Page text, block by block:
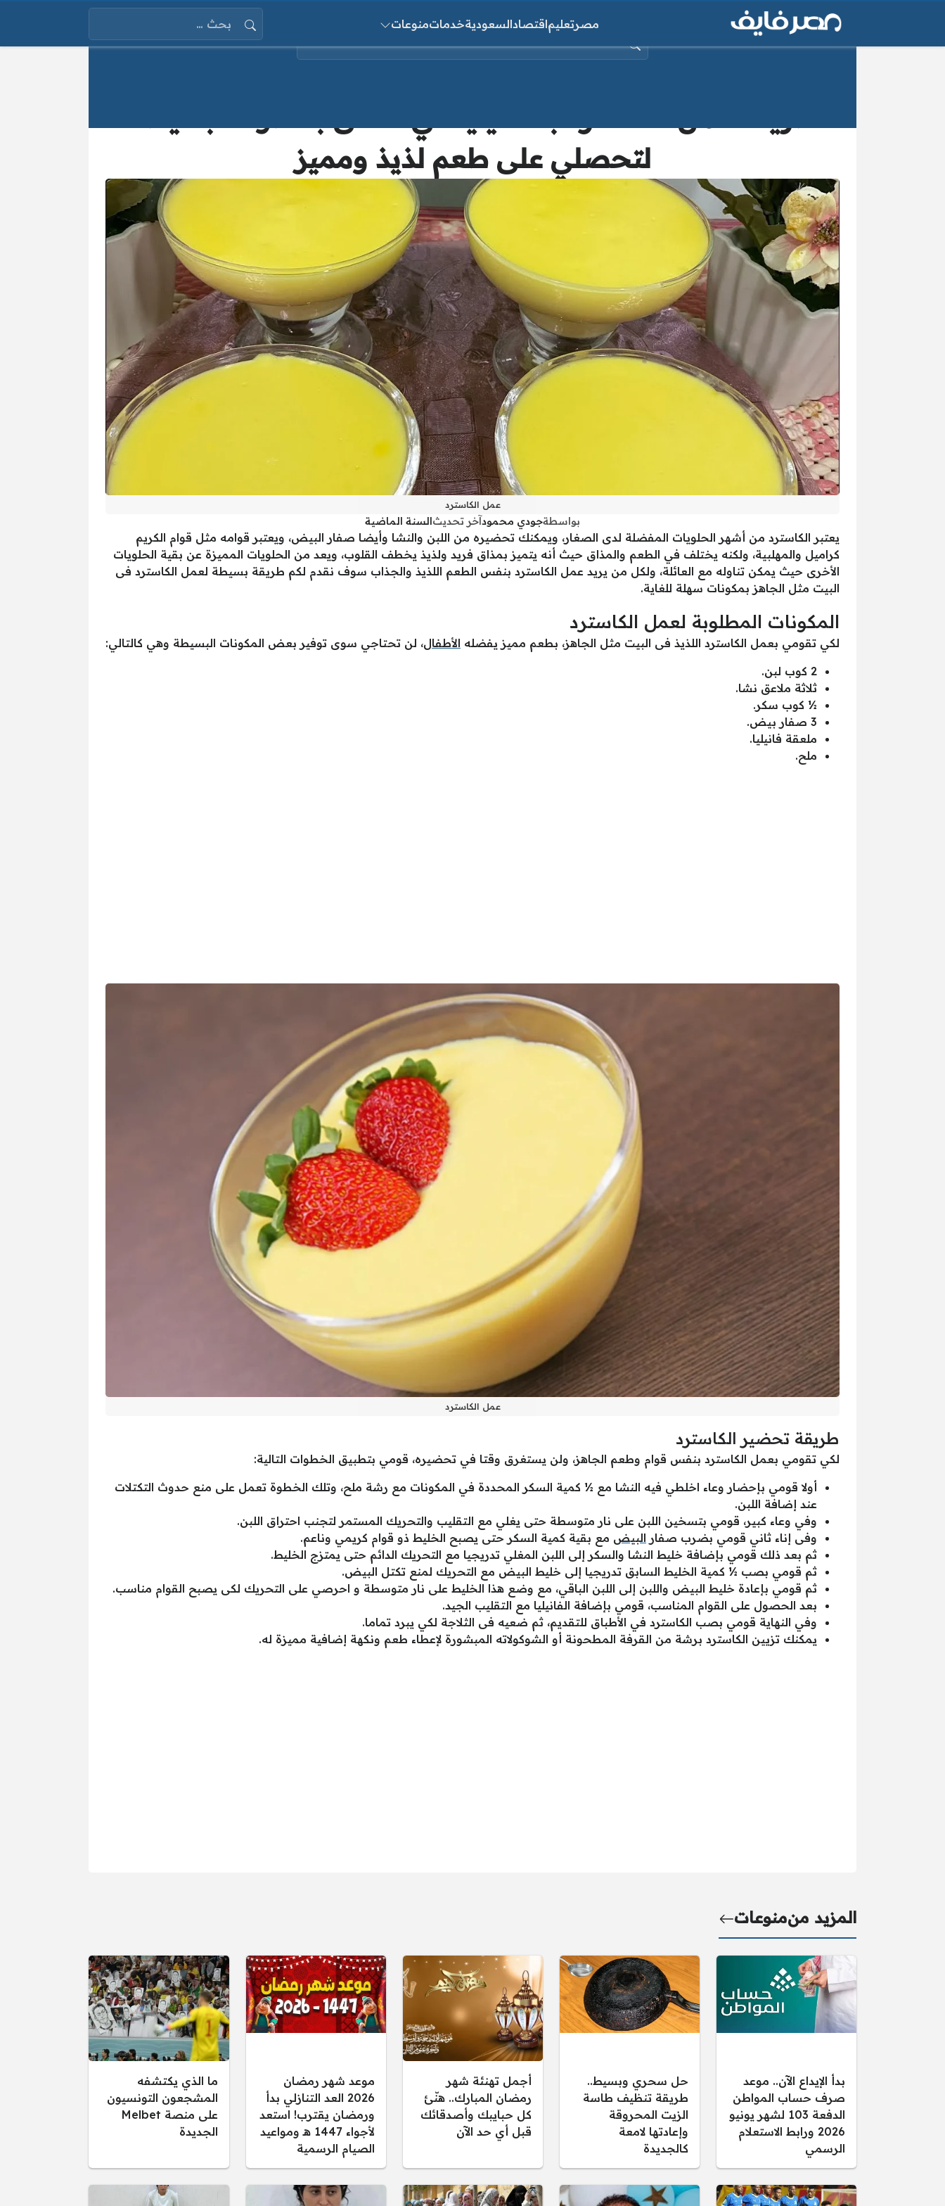
مصرتعليماقتصادالسعوديةخدماتمنوعات
البحث عن:
لتحصلي على طعم لذيذ ومميز
عمل الكاسترد
بواسطةجودي محمودآخر تحديثالسنة الماضية
يعتبر الكاسترد من أشهر الحلويات المفضلة لدى الصغار، ويمكنك تحضيره من اللبن والنشا وأيضا صفار البيض، ويعتبر قوامه مثل قوام الكريم
كراميل والمهلبية، ولكنه يختلف في الطعم والمذاق حيث أنه يتميز بمذاق فريد ولذيذ يخطف القلوب، ويعد من الحلويات المميزة عن بقية الحلويات
الأخرى حيث يمكن تناوله مع العائلة، ولكل من يريد عمل الكاسترد بنفس الطعم اللذيذ والجذاب سوف نقدم لكم طريقة بسيطة لعمل الكاسترد فى
البيت مثل الجاهز بمكونات سهلة للغاية.
المكونات المطلوبة لعمل الكاسترد
لكي تقومي بعمل الكاسترد اللذيذ فى البيت مثل الجاهز، بطعم مميز يفضله الأطفال، لن تحتاجي سوى توفير بعض المكونات البسيطة وهي كالتالي:
2 كوب لبن.
ثلاثة ملاعق نشا.
½ كوب سكر.
3 صفار بيض.
ملعقة فانيليا.
ملح.
عمل الكاسترد
طريقة تحضير الكاسترد
لكي تقومي بعمل الكاسترد بنفس قوام وطعم الجاهز، ولن يستغرق وقتا في تحضيره، قومي بتطبيق الخطوات التالية:
أولا قومي بإحضار وعاء اخلطي فيه النشا مع ½ كمية السكر المحددة في المكونات مع رشة ملح، وتلك الخطوة تعمل على منع حدوث التكتلات
عند إضافة اللبن.
وفي وعاء كبير، قومي بتسخين اللبن على نار متوسطة حتى يغلي مع التقليب والتحريك المستمر لتجنب احتراق اللبن.
وفى إناء ثاني قومي بضرب صفار البيض مع بقية كمية السكر حتى يصبح الخليط ذو قوام كريمي وناعم.
ثم بعد ذلك قومي بإضافة خليط النشا والسكر إلى اللبن المغلي تدريجيا مع التحريك الدائم حتى يمتزج الخليط.
ثم قومي بصب ½ كمية الخليط السابق تدريجيا إلى خليط البيض مع التحريك لمنع تكتل البيض.
ثم قومي بإعادة خليط البيض واللبن إلى اللبن الباقي، مع وضع هذا الخليط على نار متوسطة و احرصي على التحريك لكى يصبح القوام مناسب.
بعد الحصول على القوام المناسب، قومي بإضافة الفانيليا مع التقليب الجيد.
وفي النهاية قومي بصب الكاسترد في الأطباق للتقديم، ثم ضعيه فى الثلاجة لكي يبرد تماما.
يمكنك تزيين الكاسترد برشة من القرفة المطحونة أو الشوكولاته المبشورة لإعطاء طعم ونكهة إضافية مميزة له.
المزيد منمنوعات
بدأ الإيداع الآن.. موعد
صرف حساب المواطن
الدفعة 103 لشهر يونيو
2026 ورابط الاستعلام
الرسمي
حل سحري وبسيط..
طريقة تنظيف طاسة
الزيت المحروقة
وإعادتها لامعة
كالجديدة
أجمل تهنئة شهر
رمضان المبارك.. هنّئ
كل حبايبك وأصدقائك
قبل أي حد الآن
موعد شهر رمضان
2026 العد التنازلي بدأ
ورمضان يقترب! استعد
لأجواء 1447 هـ ومواعيد
الصيام الرسمية
ما الذي يكتشفه
المشجعون التونسيون
على منصة Melbet
الجديدة